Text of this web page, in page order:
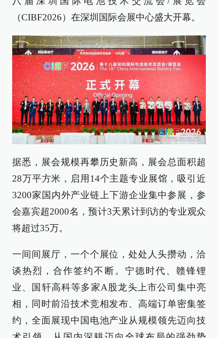
（CIBF2026）在深圳国际会展中心盛大开幕。
据悉，展会规模再攀历史新高，展会总面积超
28万平方米，启用14个主题专业展馆，吸引近
3200家国内外产业链上下游企业集中参展，参
会嘉宾超2000名，预计3天累计到访的专业观众
将超过35万。
一间间展厅，一个个展位，处处人头攒动，洽
谈热烈，合作签约不断。宁德时代、赣锋锂
业、国轩高科等多家A股龙头上市公司集中亮
相，同时前沿技术竞相发布、高端订单密集签
约，全面展现中国电池产业从规模领先迈向技